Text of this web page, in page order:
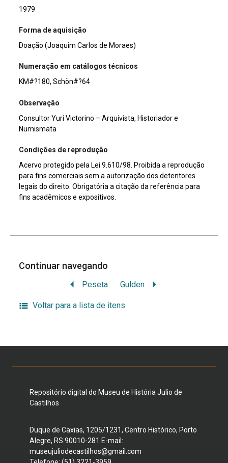
1979
Forma de aquisição
Doação (Joaquim Carlos de Moraes)
Numeração em catálogos técnicos
KM#?180, Schön#?64
Observação
Consultor Yuri Victorino – Arquivista, Historiador e
Numismata
Condições de reprodução
Acervo protegido pela Lei 9.610/98. Proibida a reprodução
para fins comerciais sem a autorização dos detentores
legais do direito. Obrigatória a citação da referência para
fins acadêmicos e expositivos.
Continuar navegando
Peseta Gulden
Voltar para a lista de itens
Repositório digital do Museu de História Julio de
Castilhos
Duque de Caxias, 1205/1231, Centro Histórico, Porto
Alegre, RS 90010-281 E-mail:
museujuliodecastilhos@gmail.com